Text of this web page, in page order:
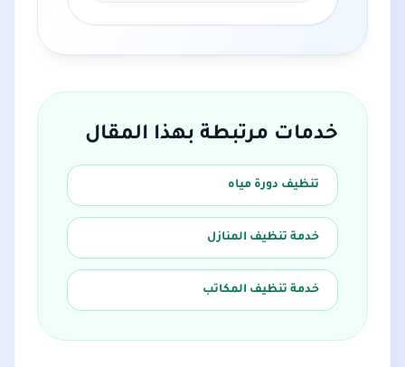
خدمات مرتبطة بهذا المقال
تنظيف دورة مياه
خدمة تنظيف المنازل
خدمة تنظيف المكاتب